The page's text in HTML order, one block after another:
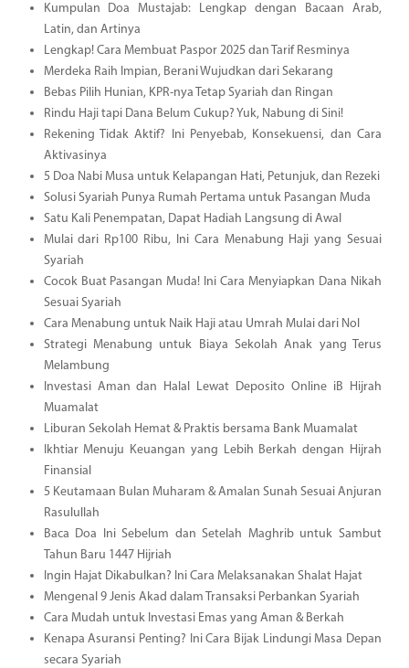
Kumpulan Doa Mustajab: Lengkap dengan Bacaan Arab,
Latin, dan Artinya
Lengkap! Cara Membuat Paspor 2025 dan Tarif Resminya
Merdeka Raih Impian, Berani Wujudkan dari Sekarang
Bebas Pilih Hunian, KPR-nya Tetap Syariah dan Ringan
Rindu Haji tapi Dana Belum Cukup? Yuk, Nabung di Sini!
Rekening Tidak Aktif? Ini Penyebab, Konsekuensi, dan Cara
Aktivasinya
5 Doa Nabi Musa untuk Kelapangan Hati, Petunjuk, dan Rezeki
Solusi Syariah Punya Rumah Pertama untuk Pasangan Muda
Satu Kali Penempatan, Dapat Hadiah Langsung di Awal
Mulai dari Rp100 Ribu, Ini Cara Menabung Haji yang Sesuai
Syariah
Cocok Buat Pasangan Muda! Ini Cara Menyiapkan Dana Nikah
Sesuai Syariah
Cara Menabung untuk Naik Haji atau Umrah Mulai dari Nol
Strategi Menabung untuk Biaya Sekolah Anak yang Terus
Melambung
Investasi Aman dan Halal Lewat Deposito Online iB Hijrah
Muamalat
Liburan Sekolah Hemat & Praktis bersama Bank Muamalat
Ikhtiar Menuju Keuangan yang Lebih Berkah dengan Hijrah
Finansial
5 Keutamaan Bulan Muharam & Amalan Sunah Sesuai Anjuran
Rasulullah
Baca Doa Ini Sebelum dan Setelah Maghrib untuk Sambut
Tahun Baru 1447 Hijriah
Ingin Hajat Dikabulkan? Ini Cara Melaksanakan Shalat Hajat
Mengenal 9 Jenis Akad dalam Transaksi Perbankan Syariah
Cara Mudah untuk Investasi Emas yang Aman & Berkah
Kenapa Asuransi Penting? Ini Cara Bijak Lindungi Masa Depan
secara Syariah